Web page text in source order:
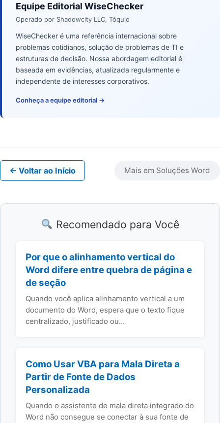
Equipe Editorial WiseChecker
Operado por Shadowcity LLC, Tóquio
WiseChecker é uma referência internacional sobre
problemas cotidianos, solução de problemas de TI e
estruturas de decisão. Nossa abordagem editorial é
baseada em evidências, atualizada regularmente e
independente de interesses corporativos.
Conheça a equipe editorial →
← Voltar ao Início Mais em Soluções Word
Recomendado para Você
Por que o alinhamento vertical do
Word difere entre quebra de página e
de seção
Quando você aplica alinhamento vertical a um
documento do Word, espera que o texto fique
centralizado, justificado ou…
Como Usar VBA para Mala Direta a
Partir de Fonte de Dados
Personalizada
Quando o assistente de mala direta integrado do
Word não consegue se conectar à sua fonte de